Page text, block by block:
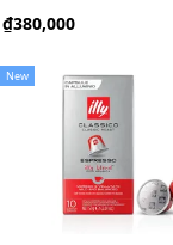
₫380,000
New